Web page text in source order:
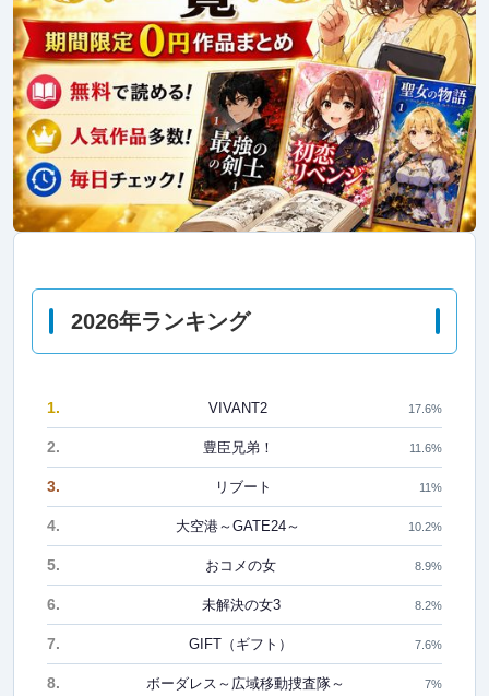
2026年ランキング
1. VIVANT2 17.6%
2. 豊臣兄弟！ 11.6%
3. リブート 11%
4. 大空港～GATE24～ 10.2%
5. おコメの女 8.9%
6. 未解決の女3 8.2%
7. GIFT（ギフト） 7.6%
8. ボーダレス～広域移動捜査隊～ 7%